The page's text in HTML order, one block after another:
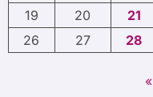
19
20 21
26
27 28